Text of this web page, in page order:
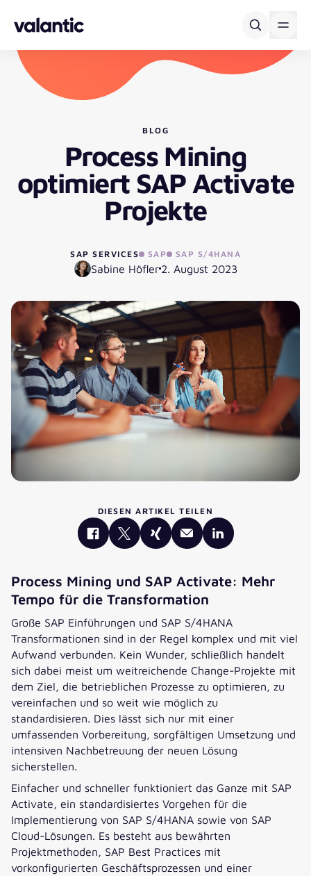
BLOG
Process Mining
optimiert SAP Activate
Projekte
SAP SERVICES SAP SAP S/4HANA
Sabine Höfler2. August 2023
DIESEN ARTIKEL TEILEN
Process Mining und SAP Activate: Mehr
Tempo für die Transformation
Große SAP Einführungen und SAP S/4HANA
Transformationen sind in der Regel komplex und mit viel
Aufwand verbunden. Kein Wunder, schließlich handelt
sich dabei meist um weitreichende Change-Projekte mit
dem Ziel, die betrieblichen Prozesse zu optimieren, zu
vereinfachen und so weit wie möglich zu
standardisieren. Dies lässt sich nur mit einer
umfassenden Vorbereitung, sorgfältigen Umsetzung und
intensiven Nachbetreuung der neuen Lösung
sicherstellen.
Einfacher und schneller funktioniert das Ganze mit SAP
Activate, ein standardisiertes Vorgehen für die
Implementierung von SAP S/4HANA sowie von SAP
Cloud-Lösungen. Es besteht aus bewährten
Projektmethoden, SAP Best Practices mit
vorkonfigurierten Geschäftsprozessen und einer